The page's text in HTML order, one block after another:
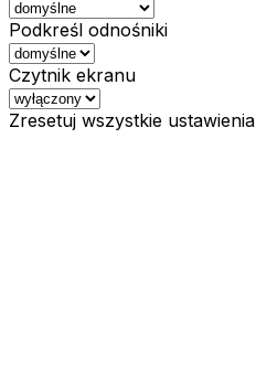
Podkreśl odnośniki
Czytnik ekranu
Zresetuj wszystkie ustawienia